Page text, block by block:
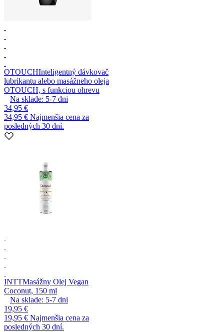
OTOUCHInteligentný dávkovač
lubrikantu alebo masážneho oleja
OTOUCH, s funkciou ohrevu
Na sklade: 5-7 dni
34,95 €
34,95 € Najmenšia cena za
posledných 30 dní.
INTTMasážny Olej Vegan
Coconut, 150 ml
Na sklade: 5-7 dni
19,95 €
19,95 € Najmenšia cena za
posledných 30 dní.